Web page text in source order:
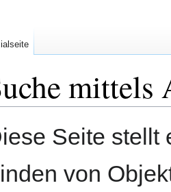
Seite
von